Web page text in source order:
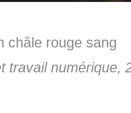
châle rouge sang
travail numérique,